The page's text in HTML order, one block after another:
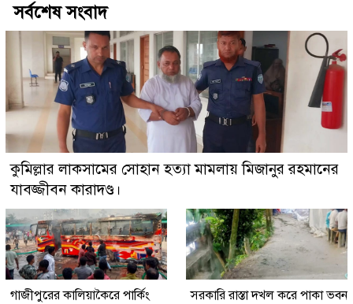
সর্বশেষ সংবাদ
কুমিল্লার লাকসামের সোহান হত্যা মামলায় মিজানুর রহমানের
যাবজ্জীবন কারাদণ্ড।
গাজীপুরের কালিয়াকৈরে পার্কিং
সরকারি রাস্তা দখল করে পাকা ভবন